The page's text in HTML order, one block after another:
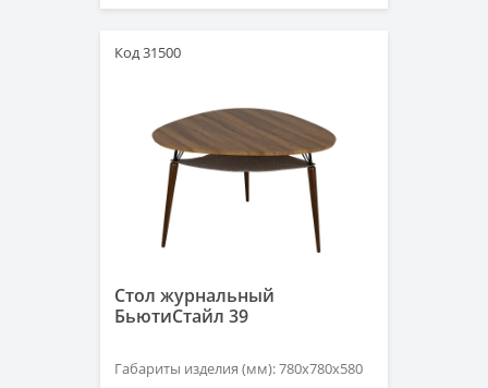
Код 31500
Стол журнальный
БьютиСтайл 39
Габариты изделия (мм): 780х780х580